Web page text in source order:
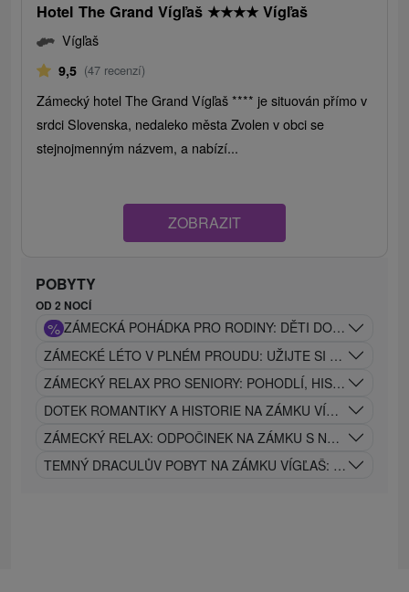
Hotel The Grand Vígľaš ★★★★ Vígľaš
Vígľaš
9,5 (47 recenzí)
Zámecký hotel The Grand Vígľaš **** je situován přímo v
srdci Slovenska, nedaleko města Zvolen v obci se
stejnojmenným názvem, a nabízí...
ZOBRAZIT
POBYTY
OD 2 NOCÍ
% ZÁMECKÁ POHÁDKA PRO RODINY: DĚTI DO 12 LET
ZÁMECKÉ LÉTO V PLNÉM PROUDU: UŽIJTE SI VEČERY NA
ZÁMECKÝ RELAX PRO SENIORY: POHODLÍ, HISTORIE A
DOTEK ROMANTIKY A HISTORIE NA ZÁMKU VÍGĽAŠ
ZÁMECKÝ RELAX: ODPOČINEK NA ZÁMKU S NÁDECHEM
TEMNÝ DRACULŮV POBYT NA ZÁMKU VÍGĽAŠ: ZÁŽITEK